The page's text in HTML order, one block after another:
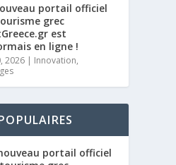
portail officiel
grec
est
en ligne !
2026 | Innovation,
portail officiel